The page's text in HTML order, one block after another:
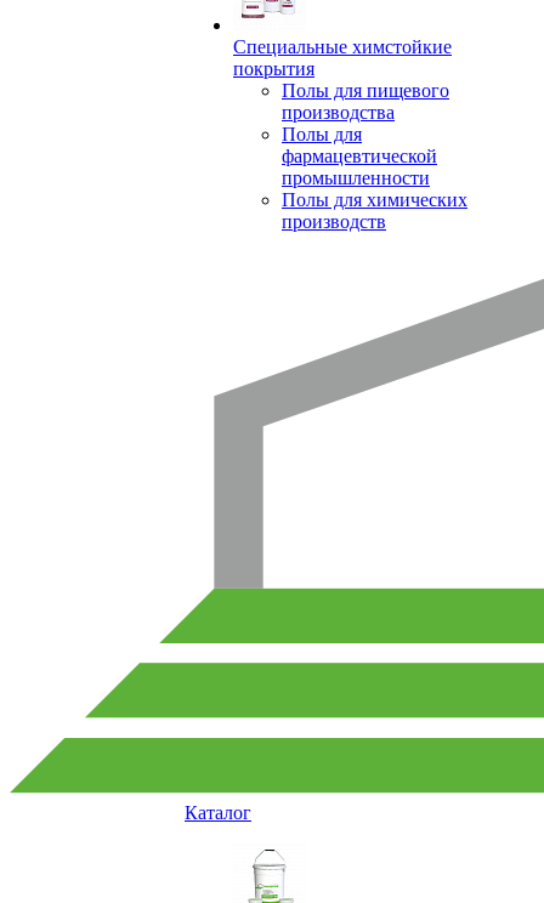
Специальные химстойкие
покрытия
Полы для пищевого
производства
Полы для
фармацевтической
промышленности
Полы для химических
производств
Каталог